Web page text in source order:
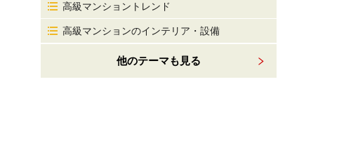
高級マンショントレンド
高級マンションのインテリア・設備
他のテーマも見る